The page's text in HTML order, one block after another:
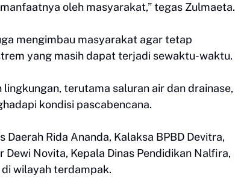
oleh masyarakat,” tegas Zulmaeta.
mengimbau masyarakat agar tetap
yang masih dapat terjadi sewaktu-waktu.
terutama saluran air dan drainase,
kondisi pascabencana.
Rida Ananda, Kalaksa BPBD Devitra,
Dewi Novita, Kepala Dinas Pendidikan Nalfira,
wilayah terdampak.